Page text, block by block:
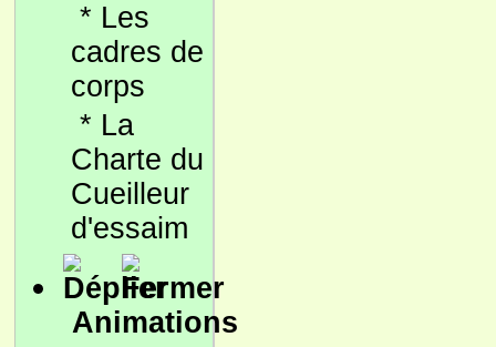
* Les
cadres de
corps
* La
Charte du
Cueilleur
d'essaim
Animations